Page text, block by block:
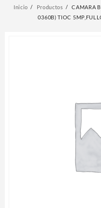
Inicio Productos
CAMARA
0360B) TIOC